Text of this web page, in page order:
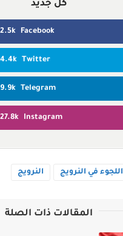
كل جديد
Facebook
2.5k
Twitter
4.4k
Telegram
9.9k
Instagram
27.8k
اللجوء في النرويج النرويج
المقالات ذات الصلة